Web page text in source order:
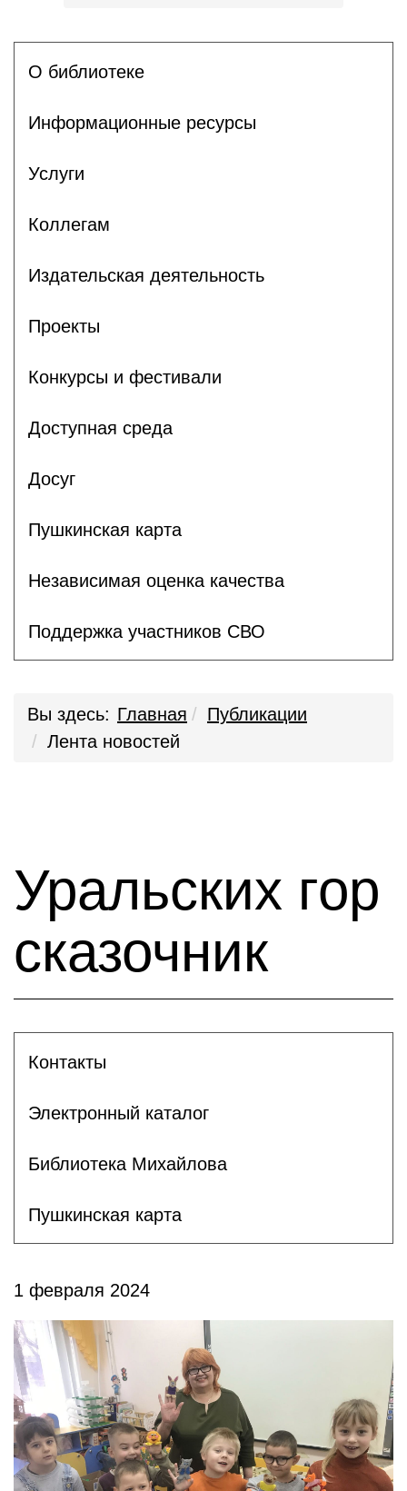
О библиотеке
Информационные ресурсы
Услуги
Коллегам
Издательская деятельность
Проекты
Конкурсы и фестивали
Доступная среда
Досуг
Пушкинская карта
Независимая оценка качества
Поддержка участников СВО
Вы здесь: Главная
Публикации
Лента новостей
Уральских гор
сказочник
Контакты
Электронный каталог
Библиотека Михайлова
Пушкинская карта
1 февраля 2024